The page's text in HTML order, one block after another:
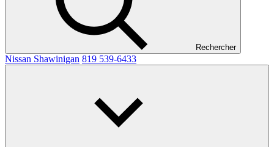
Rechercher
Nissan Shawinigan 819 539-6433